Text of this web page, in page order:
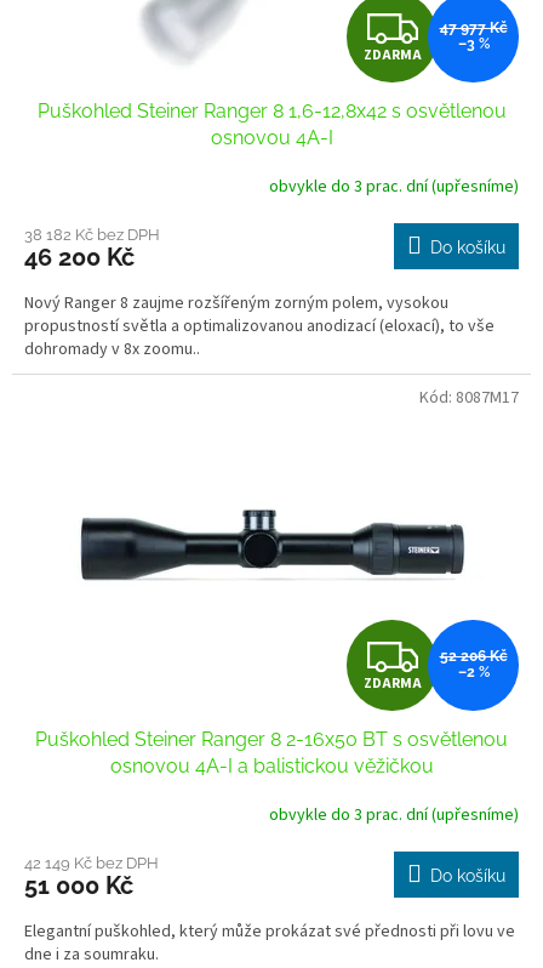
Z
D
A
R
M
A
ZDARMA
47 977 Kč
–3 %
Puškohled Steiner Ranger 8 1,6-12,8x42 s osvětlenou
osnovou 4A-I
obvykle do 3 prac. dní (upřesníme)
38 182 Kč bez DPH
46 200 Kč Do košíku
Nový Ranger 8 zaujme rozšířeným zorným polem, vysokou
propustností světla a optimalizovanou anodizací (eloxací), to vše
dohromady v 8x zoomu..
Z
D
A
R
M
A
ZDARMA
52 206 Kč
–2 %
Puškohled Steiner Ranger 8 2-16x50 BT s osvětlenou
osnovou 4A-I a balistickou věžičkou
obvykle do 3 prac. dní (upřesníme)
42 149 Kč bez DPH
51 000 Kč Do košíku
Elegantní puškohled, který může prokázat své přednosti při lovu ve
dne i za soumraku.
Kód: 8087M17